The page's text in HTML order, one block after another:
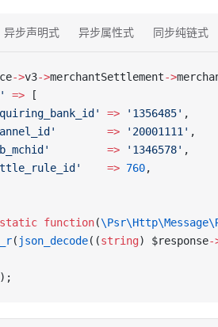
异步声明式 异步属性式 同步纯链式
->v3->merchantSettlement->
=> [
=> '1356485' ,
        =>
'20001111' ,
         =>
'1346578' ,
    =>
760,
static function(
( json_decode((string) $response-